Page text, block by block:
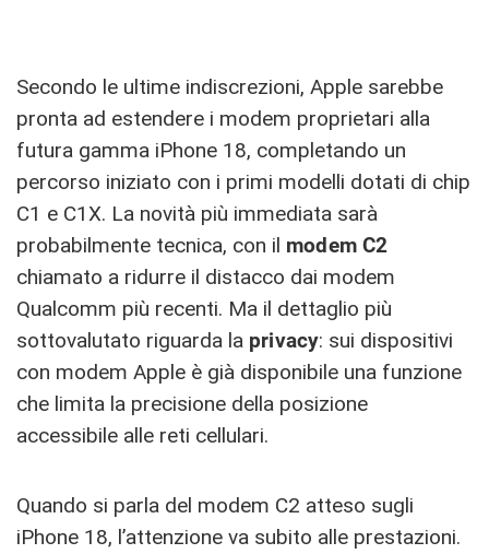
Secondo le ultime indiscrezioni, Apple sarebbe
pronta ad estendere i modem proprietari alla
futura gamma iPhone 18, completando un
percorso iniziato con i primi modelli dotati di chip
C1 e C1X. La novità più immediata sarà
probabilmente tecnica, con il modem C2
chiamato a ridurre il distacco dai modem
Qualcomm più recenti. Ma il dettaglio più
sottovalutato riguarda la privacy: sui dispositivi
con modem Apple è già disponibile una funzione
che limita la precisione della posizione
accessibile alle reti cellulari.
Quando si parla del modem C2 atteso sugli
iPhone 18, l’attenzione va subito alle prestazioni.